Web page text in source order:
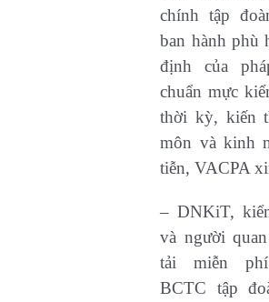
chính tập
ban hành phù
định của
chuẩn mực
thời kỳ, kiến
môn và kinh
tiễn, VACPA
– DNKiT,
và người
tải miễn
BCTC tập